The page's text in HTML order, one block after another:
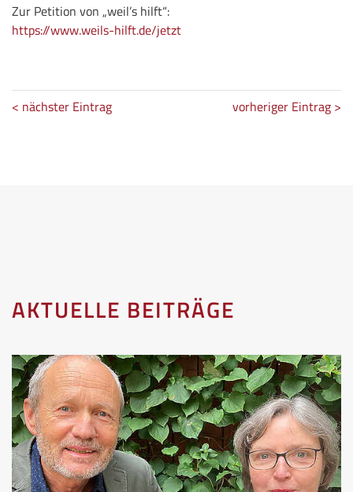
Zur Petition von „weil’s hilft“:
https://www.weils-hilft.de/jetzt
< nächster Eintrag vorheriger Eintrag >
AKTUELLE BEITRÄGE